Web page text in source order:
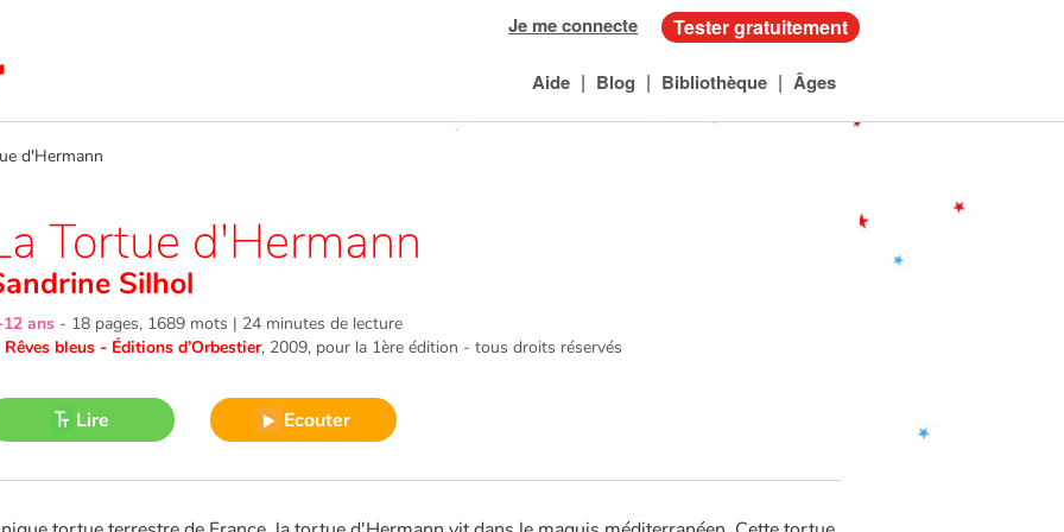
Je me connecte Tester gratuitement
Aide | Blog | Bibliothèque | Âges
d'Hermann
Tortue d'Hermann
Silhol
ans - 18 pages, 1689 mots | 24 minutes de lecture
Rêves bleus - Éditions d’Orbestier, 2009, pour la 1ère édition - tous droits réservés
Lire Ecouter